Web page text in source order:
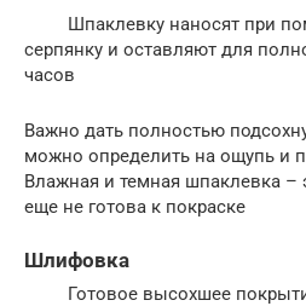
Шпаклевку наносят при
серпянку и оставляют для
часов
Важно дать полностью
можно определить на ощупь и
Влажная и темная шпаклевка –
еще не готова к покраске
Шлифовка
Готовое высохшее